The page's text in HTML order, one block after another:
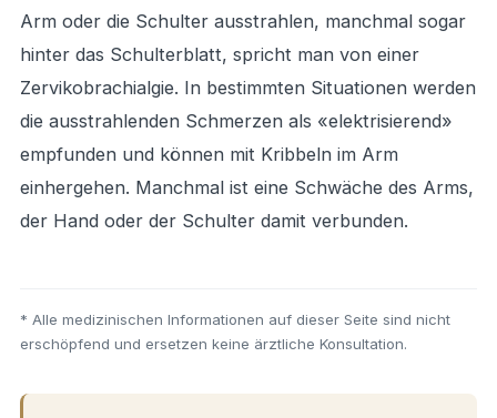
Arm oder die Schulter ausstrahlen, manchmal sogar
hinter das Schulterblatt, spricht man von einer
Zervikobrachialgie. In bestimmten Situationen werden
die ausstrahlenden Schmerzen als «elektrisierend»
empfunden und können mit Kribbeln im Arm
einhergehen. Manchmal ist eine Schwäche des Arms,
der Hand oder der Schulter damit verbunden.
* Alle medizinischen Informationen auf dieser Seite sind nicht
erschöpfend und ersetzen keine ärztliche Konsultation.